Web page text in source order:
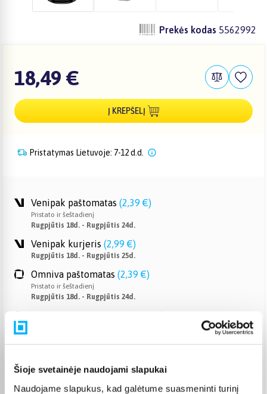
Šioje svetainėje naudojami slapukai
Naudojame slapukus, kad galėtume suasmeninti turinį
Prekės kodas 5562992
18,49 €
Į KREPŠELĮ
Pristatymas Lietuvoje: 7-12 d.d.
Venipak paštomatas (2,39 €)
Pristato ir šeštadienį
Rugpjūtis 18d. - Rugpjūtis 24d.
Venipak kurjeris (2,99 €)
Rugpjūtis 18d. - Rugpjūtis 25d.
Omniva paštomatas (2,39 €)
Pristato ir šeštadienį
Rugpjūtis 18d. - Rugpjūtis 24d.
( )
Rugpjūtis 18d. - Rugpjūtis 25d.
DPD paštomatas 3,99 €)